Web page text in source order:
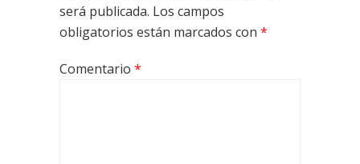
será publicada. Los campos
obligatorios están marcados con *
Comentario *